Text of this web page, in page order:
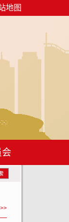
地图
全检查要点...
>>